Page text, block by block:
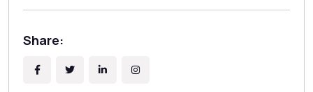
Share: